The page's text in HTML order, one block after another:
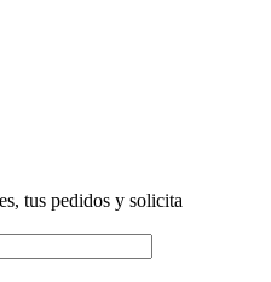
tus pedidos y solicita